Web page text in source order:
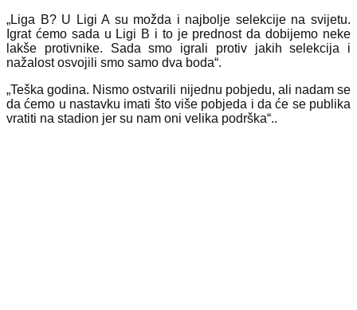
„Liga B? U Ligi A su možda i najbolje selekcije na svijetu.
Igrat ćemo sada u Ligi B i to je prednost da dobijemo neke
lakše protivnike. Sada smo igrali protiv jakih selekcija i
nažalost osvojili smo samo dva boda“.
„Teška godina. Nismo ostvarili nijednu pobjedu, ali nadam se
da ćemo u nastavku imati što više pobjeda i da će se publika
vratiti na stadion jer su nam oni velika podrška“..